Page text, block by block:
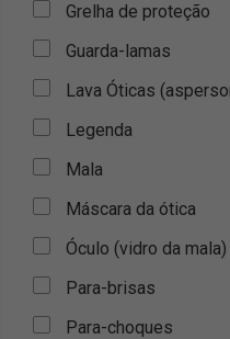
Grelha de proteção
Guarda-lamas
Lava Óticas
Legenda
Mala
Máscara da ótica
Óculo (vidro da mala)
Para-brisas
Para-choques